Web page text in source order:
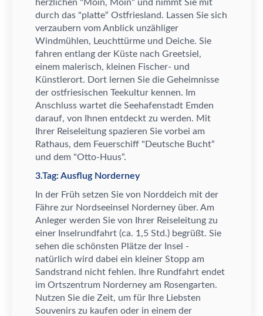
herzlichen "Moin, Moin“ und nimmt Sie mit
durch das "platte“ Ostfriesland. Lassen Sie sich
verzaubern vom Anblick unzähliger
Windmühlen, Leuchttürme und Deiche. Sie
fahren entlang der Küste nach Greetsiel,
einem malerisch, kleinen Fischer- und
Künstlerort. Dort lernen Sie die Geheimnisse
der ostfriesischen Teekultur kennen. Im
Anschluss wartet die Seehafenstadt Emden
darauf, von Ihnen entdeckt zu werden. Mit
Ihrer Reiseleitung spazieren Sie vorbei am
Rathaus, dem Feuerschiff "Deutsche Bucht“
und dem "Otto-Huus“.
3.Tag: Ausflug Norderney
In der Früh setzen Sie von Norddeich mit der
Fähre zur Nordseeinsel Norderney über. Am
Anleger werden Sie von Ihrer Reiseleitung zu
einer Inselrundfahrt (ca. 1,5 Std.) begrüßt. Sie
sehen die schönsten Pl ätze der Insel -
natürlich wird dabei ein kleiner Stopp am
Sandstrand nicht fehlen. Ihre Rundfahrt endet
im Ortszentrum Norderney am Rosengarten.
Nutzen Sie die Zeit, um für Ihre Liebsten
Souvenirs zu kaufen oder in einem der